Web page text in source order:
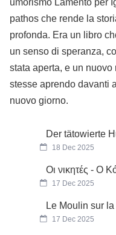
pathos che rende la
profonda. Era un libro
un senso di speranza,
stata aperta, e un
stesse aprendo davanti
nuovo giorno.
Der tätowierte
18 Dec 2025
Οι νικητές - Ο
17 Dec 2025
Le Moulin sur
17 Dec 2025